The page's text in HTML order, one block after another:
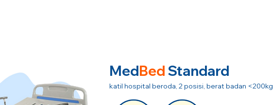
MedBed Standard
katil hospital beroda, 2 posisi, berat badan <200kg